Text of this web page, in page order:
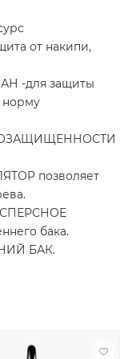
от накипи,
-для защиты
норму
позволяет
бака.
БАК.